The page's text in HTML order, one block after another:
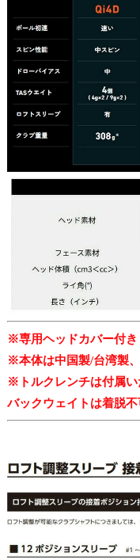
※専用ヘッドカバー付き
※本体は中国製/台湾製
※トルクレンチは付属い
バックウェイトは着脱不